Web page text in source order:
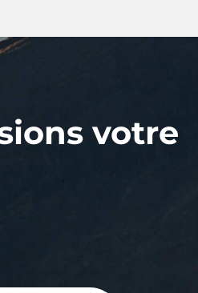
votre